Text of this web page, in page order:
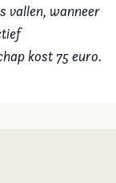
vallen, wanneer
kost 75 euro.